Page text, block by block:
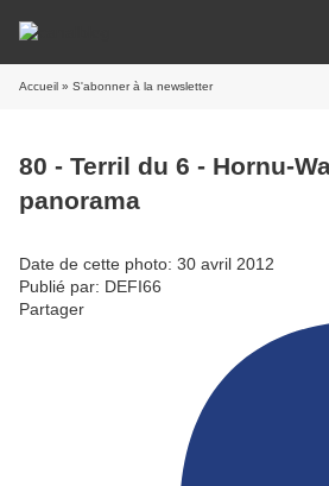
Accueil » S'abonner à la newsletter
80 - Terril du 6 - Hornu-
panorama
Date de cette photo: 30 avril 2012
Publié par: DEFI66
Partager